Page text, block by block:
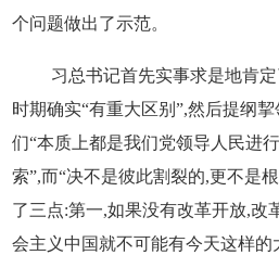
个问题做出了示范。
习总书记首先实事求是地肯
时期确实“有重大区别”,然后提纲
们“本质上都是我们党领导人民进
索”,而“决不是彼此割裂的,更不是
了三点:第一,如果没有改革开放,改
会主义中国就不可能有今天这样